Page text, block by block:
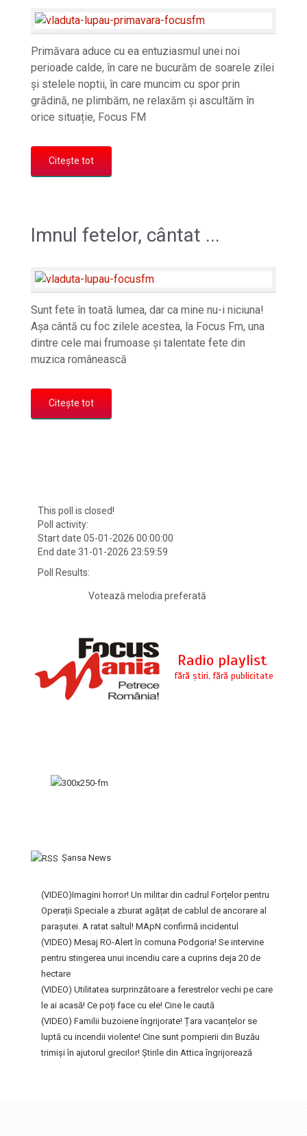
Primăvara aduce cu ea entuziasmul unei noi
perioade calde, în care ne bucurăm de soarele zilei
și stelele noptii, în care muncim cu spor prin
grădină, ne plimbăm, ne relaxăm și ascultăm în
orice situație, Focus FM
Citește tot
Imnul fetelor, cântat ...
Sunt fete în toată lumea, dar ca mine nu-i niciuna!
Așa cântă cu foc zilele acestea, la Focus Fm, una
dintre cele mai frumoase și talentate fete din
muzica românească
Citește tot
This poll is closed!
Poll activity:
Start date 05-01-2026 00:00:00
End date 31-01-2026 23:59:59
Poll Results:
Votează melodia preferată
Şansa News
(VIDEO)Imagini horror! Un militar din cadrul Forțelor pentru
Operații Speciale a zburat agățat de cablul de ancorare al
parașutei. A ratat saltul! MApN confirmă incidentul
(VIDEO) Mesaj RO-Alert în comuna Podgoria! Se intervine
pentru stingerea unui incendiu care a cuprins deja 20 de
hectare
(VIDEO) Utilitatea surprinzătoare a ferestrelor vechi pe care
le ai acasă! Ce poți face cu ele! Cine le caută
(VIDEO) Familii buzoiene îngrijorate! Țara vacanțelor se
luptă cu incendii violente! Cine sunt pompierii din Buzău
trimiși în ajutorul grecilor! Știrile din Attica îngrijorează